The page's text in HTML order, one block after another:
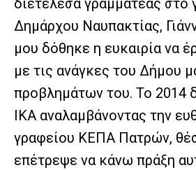
διετέλεσα γραμματέας στο
Δημάρχου Ναυπακτίας,
μου δόθηκε η ευκαιρία να
με τις ανάγκες του Δήμου
προβλημάτων του. Το 2014
ΙΚΑ αναλαμβάνοντας την
γραφείου ΚΕΠΑ Πατρών,
επέτρεψε να κάνω πράξη